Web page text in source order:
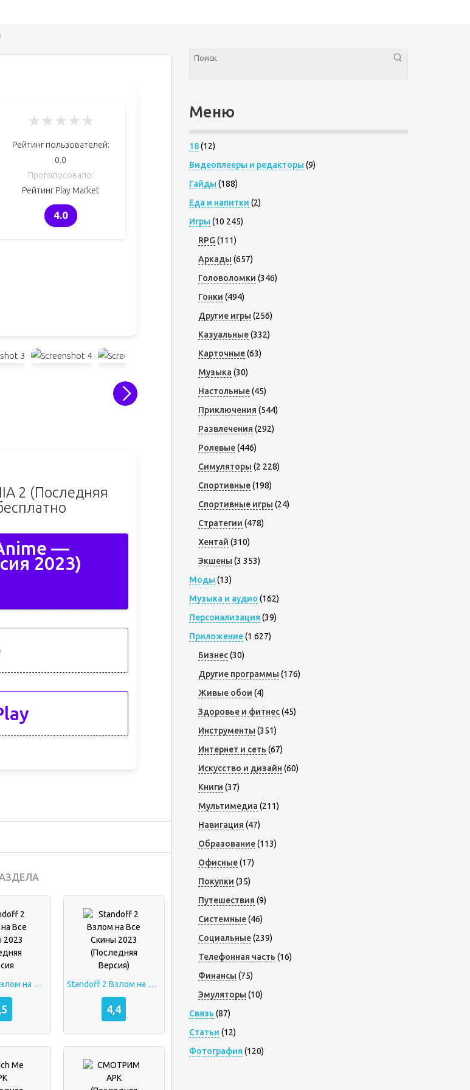
★★★★★
Рейтинг пользователей:
0.0
Проголосовало:
Рейтинг Play Market
4.0
2 (Последняя
—
2023)
Standoff 2 Взлом на Все Скины 2023 Последняя Версия Standoff 2 Взлом на Все Скины 2023 (Последняя Версия)
4,4
Меню
18(12)
Видеоплееры и редакторы (9)
Гайды (188)
Еда и напитки (2)
Игры (10 245)
RPG (111)
Аркады (657)
Головоломки (346)
Гонки (494)
Другие игры (256)
Казуальные(332)
Карточные(63)
Музыка (30)
Настольные(45)
Приключения (544)
Развлечения (292)
Ролевые(446)
Симуляторы (2 228)
Спортивные(198)
Спортивные игры (24)
Стратегии (478)
Хентай (310)
Экшены (3 353)
Моды (13)
Музыка и аудио (162)
Персонализация (39)
Приложение(1 627)
Бизнес(30)
Другие программы (176)
Живые обои (4)
Здоровье и фитнес(45)
Инструменты (351)
Интернет и сеть (67)
Искусство и дизайн (60)
Книги (37)
Мультимедиа (211)
Навигация (47)
Образование(113)
Офисные(17)
Покупки (35)
Путешествия (9)
Системные(46)
Социальные(239)
Телефонная часть (16)
Финансы (75)
Эмуляторы (10)
Связь (87)
Статьи (12)
Фотография (120)